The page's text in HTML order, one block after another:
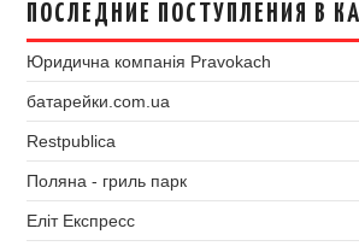
ПОСЛЕДНИЕ ПОСТУПЛЕНИЯ В
Юридична компанія Pravokach
батарейки.com.ua
Restpublica
Поляна - гриль парк
Еліт Експресс